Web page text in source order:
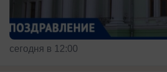
сегодня в 12:00